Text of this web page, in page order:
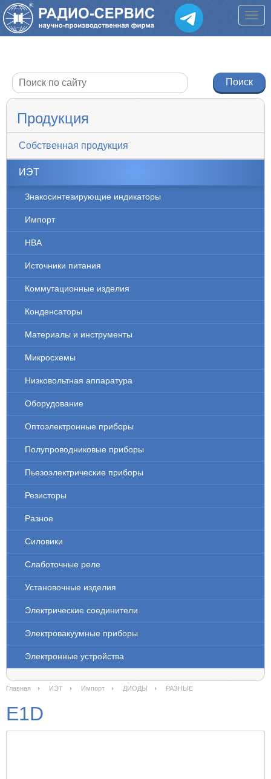
Продукция
Собственная продукция
ИЭТ
Знакосинтезирующие индикаторы
Импорт
НВА
Источники питания
Коммутационные изделия
Конденсаторы
Материалы и инструменты
Микросхемы
Низковольтная аппаратура
Оборудование
Оптоэлектронные приборы
Полупроводниковые приборы
Пьезоэлектрические приборы
Резисторы
Разное
Силовики
Слаботочные реле
Установочные изделия
Электрические соединители
Электровакуумные приборы
Электронные устройства
Главная ИЭТ Импорт ДИОДЫ РАЗНЫЕ
E1D